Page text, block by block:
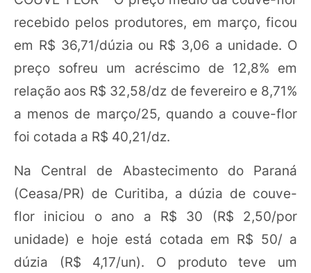
recebido pelos produtores, em março, ficou
em R$ 36,71/dúzia ou R$ 3,06 a unidade. O
preço sofreu um acréscimo de 12,8% em
relação aos R$ 32,58/dz de fevereiro e 8,71%
a menos de março/25, quando a couve-flor
foi cotada a R$ 40,21/dz.
Na Central de Abastecimento do Paraná
(Ceasa/PR) de Curitiba, a dúzia de couve-
flor iniciou o ano a R$ 30 (R$ 2,50/por
unidade) e hoje está cotada em R$ 50/ a
dúzia (R$ 4,17/un). O produto teve um